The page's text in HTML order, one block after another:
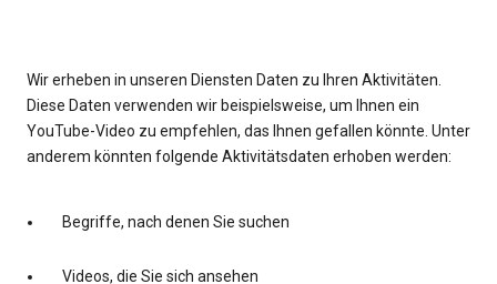
Wir erheben in unseren Diensten Daten zu Ihren Aktivitäten.
Diese Daten verwenden wir beispielsweise, um Ihnen ein
YouTube-Video zu empfehlen, das Ihnen gefallen könnte. Unter
anderem könnten folgende Aktivitätsdaten erhoben werden:
Begriffe, nach denen Sie suchen
Videos, die Sie sich ansehen